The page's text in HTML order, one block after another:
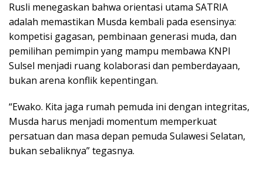
Rusli menegaskan bahwa orientasi utama SATRIA
adalah memastikan Musda kembali pada esensinya:
kompetisi gagasan, pembinaan generasi muda, dan
pemilihan pemimpin yang mampu membawa KNPI
Sulsel menjadi ruang kolaborasi dan pemberdayaan,
bukan arena konflik kepentingan.
“Ewako. Kita jaga rumah pemuda ini dengan integritas,
Musda harus menjadi momentum memperkuat
persatuan dan masa depan pemuda Sulawesi Selatan,
bukan sebaliknya” tegasnya.